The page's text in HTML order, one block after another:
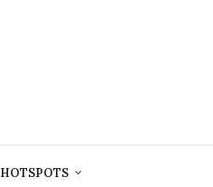
HOTSPOTS